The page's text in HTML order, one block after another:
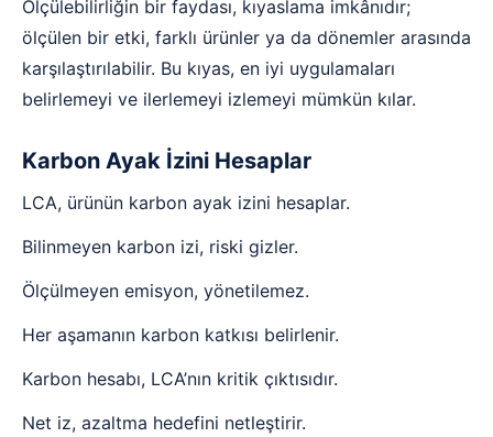
Ölçülebilirliğin bir faydası, kıyaslama imkânıdır;
ölçülen bir etki, farklı ürünler ya da dönemler arasında
karşılaştırılabilir. Bu kıyas, en iyi uygulamaları
belirlemeyi ve ilerlemeyi izlemeyi mümkün kılar.
Karbon Ayak İzini Hesaplar
LCA, ürünün karbon ayak izini hesaplar.
Bilinmeyen karbon izi, riski gizler.
Ölçülmeyen emisyon, yönetilemez.
Her aşamanın karbon katkısı belirlenir.
Karbon hesabı, LCA’nın kritik çıktısıdır.
Net iz, azaltma hedefini netleştirir.